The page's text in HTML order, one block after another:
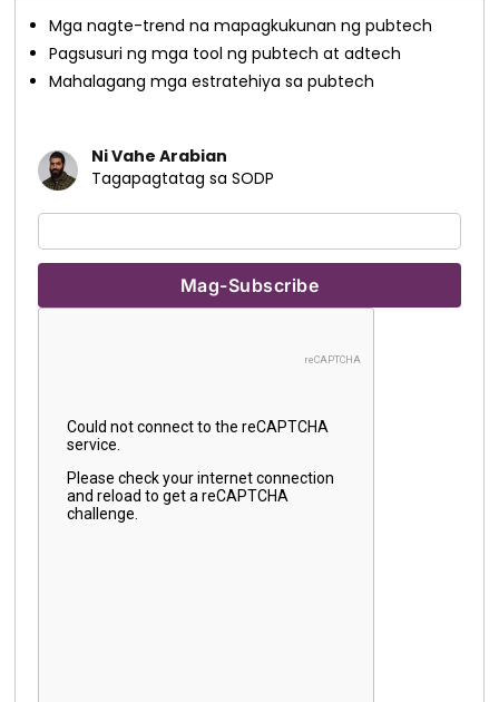
Mga nagte-trend na mapagkukunan ng pubtech
Pagsusuri ng mga tool ng pubtech at adtech
Mahalagang mga estratehiya sa pubtech
Ni Vahe Arabian
Tagapagtatag sa SODP